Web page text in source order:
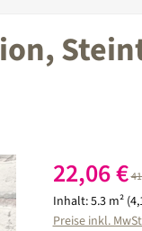
Verkaufspreis:
22,06 €
Inhalt:5.3 m²
Preise inkl.